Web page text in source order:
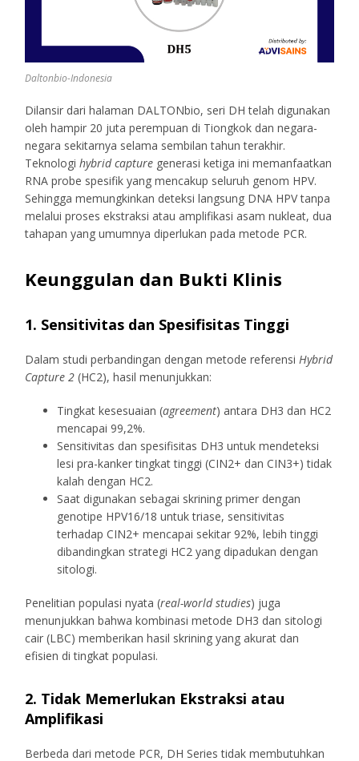
Daltonbio-Indonesia
Dilansir dari halaman DALTONbio, seri DH telah digunakan
oleh hampir 20 juta perempuan di Tiongkok dan negara-
negara sekitarnya selama sembilan tahun terakhir.
Teknologihybrid capture generasi ketiga ini memanfaatkan
RNA probe spesifik yang mencakup seluruh genom HPV.
Sehingga memungkinkan deteksi langsung DNA HPV tanpa
melalui proses ekstraksi atau amplifikasi asam nukleat, dua
tahapan yang umumnya diperlukan pada metode PCR.
Keunggulan dan Bukti Klinis
1. Sensitivitas dan Spesifisitas Tinggi
Dalam studi perbandingan dengan metode referensiHybrid
Capture 2 (HC2), hasil menunjukkan:
Tingkat kesesuaian (agreement) antara DH3 dan HC2
mencapai 99,2%.
Sensitivitas dan spesifisitas DH3 untuk mendeteksi
lesi pra-kanker tingkat tinggi (CIN2+ dan CIN3+) tidak
kalah dengan HC2.
Saat digunakan sebagai skrining primer dengan
genotipe HPV16/18 untuk triase, sensitivitas
terhadap CIN2+ mencapai sekitar 92%, lebih tinggi
dibandingkan strategi HC2 yang dipadukan dengan
sitologi.
Penelitian populasi nyata (real-world studies) juga
menunjukkan bahwa kombinasi metode DH3 dan sitologi
cair (LBC) memberikan hasil skrining yang akurat dan
efisien di tingkat populasi.
2. Tidak Memerlukan Ekstraksi atau
Amplifikasi
Berbeda dari metode PCR, DH Series tidak membutuhkan